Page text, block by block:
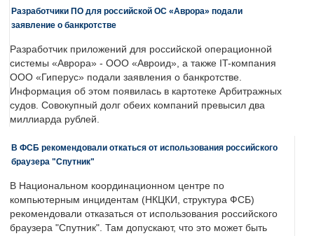
Разработчики ПО для российской ОС «Аврора» подали
заявление о банкротстве
Разработчик приложений для российской операционной
системы «Аврора» - ООО «Авроид», а также IT-компания
ООО «Гиперус» подали заявления о банкротстве.
Информация об этом появилась в картотеке Арбитражных
судов. Совокупный долг обеих компаний превысил два
миллиарда рублей.
В ФСБ рекомендовали откаться от использования российского
браузера "Спутник"
В Национальном координационном центре по
компьютерным инцидентам (НКЦКИ, структура ФСБ)
рекомендовали отказаться от использования российского
браузера "Спутник". Там допускают, что это может быть